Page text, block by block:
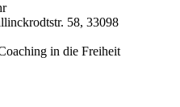
58, 33098
in die Freiheit